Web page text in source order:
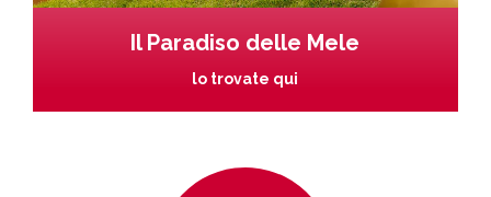
Il Paradiso delle Mele
lo trovate qui